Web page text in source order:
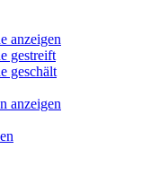
anzeigen
gestreift
geschält
anzeigen